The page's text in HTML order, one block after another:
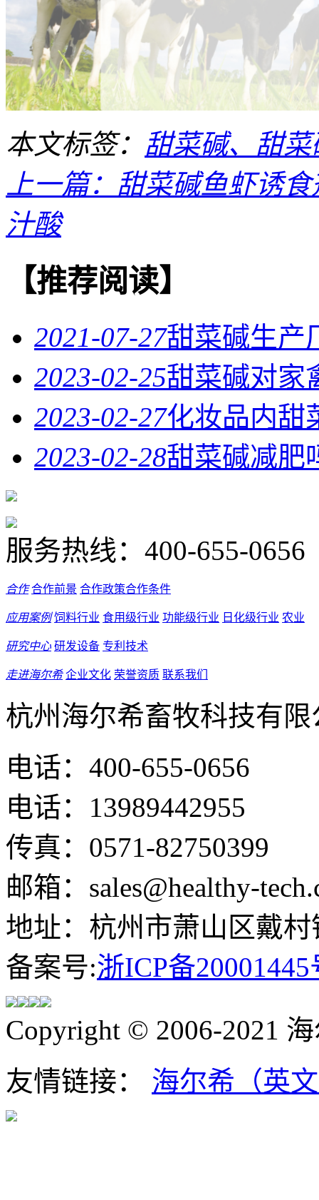
本文标签： 甜菜碱、甜
上一篇：甜菜碱鱼虾诱
汁酸
【推荐阅读】
2021-07-27甜菜碱生产
2023-02-25甜菜碱对家
2023-02-27化妆品内甜
2023-02-28甜菜碱减肥
服务热线： 400-655-0656
合作 合作前景 合作政策合作条件
应用案例 饲料行业 食用级行业 功能级行业 日化级行业 农业
研究中心 研发设备 专利技术
走进海尔希 企业文化 荣誉资质 联系我们
杭州海尔希畜牧科技有限
电话：400-655-0656
电话：13989442955
传真：0571-82750399
邮箱：sales@healthy-
地址：杭州市萧山区戴
备案号:浙ICP备20001445
Copyright © 2006-2021
友情链接： 海尔希（英